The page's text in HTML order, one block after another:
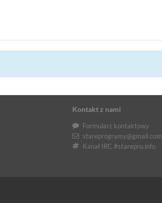
Kontakt z nami
Formularz kontaktowy
stareprogramy@gmail.com
Kanał IRC #starepro.info